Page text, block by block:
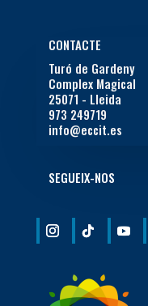
CONTACTE
Turó de Gardeny
Complex Magical
25071 - Lleida
973 249719
info@eccit.es
SEGUEIX-NOS